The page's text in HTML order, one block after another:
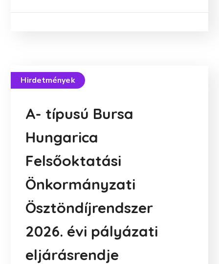
Hirdetmények
A- típusú Bursa
Hungarica
Felsőoktatási
Önkormányzati
Ösztöndíjrendszer
2026. évi pályázati
eljárásrendje